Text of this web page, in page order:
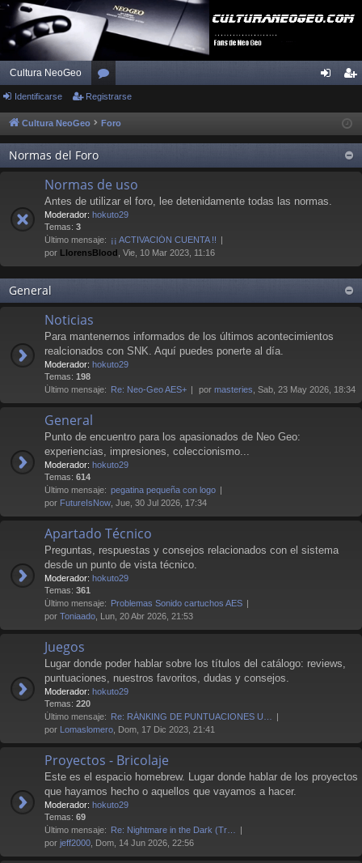
Cultura NeoGeo
or
os
fic
ar
ist
ra
rs
Identificarse Registrarse
Cultura NeoGeo Foro
Normas del Foro
Normas de uso
Antes de utilizar el foro, lee detenidamente todas las normas.
Moderador: hokuto29
Temas: 3
Último mensaje: ¡¡ ACTIVACIÓN CUENTA !!
por LlorensBlood , Vie, 10 Mar 2023, 11:16
General
Noticias
Para mantenernos informados de los últimos acontecimientos
realcionados con SNK. Aquí puedes ponerte al día.
Moderador: hokuto29
Temas: 198
Último mensaje: Re: Neo-Geo AES+ por masteries , Sab, 23 May 2026, 18:34
General
Punto de encuentro para los apasionados de Neo Geo:
experiencias, impresiones, coleccionismo...
Moderador: hokuto29
Temas: 614
Último mensaje: pegatina pequeña con logo
por FutureIsNow , Jue, 30 Jul 2026, 17:34
Apartado Técnico
Preguntas, respuestas y consejos relacionados con el sistema
desde un punto de vista técnico.
Moderador: hokuto29
Temas: 361
Último mensaje: Problemas Sonido cartuchos AES
por Toniaado , Lun, 20 Abr 2026, 21:53
Juegos
Lugar donde poder hablar sobre los títulos del catálogo: reviews,
puntuaciones, nuestros favoritos, dudas y consejos.
Moderador: hokuto29
Temas: 220
Último mensaje: Re: RÁNKING DE PUNTUACIONES U…
por Lomaslomero , Dom, 17 Dic 2023, 21:41
Proyectos - Bricolaje
Este es el espacio homebrew. Lugar donde hablar de los proyectos
que hayamos hecho o aquellos que vayamos a hacer.
Moderador: hokuto29
Temas: 69
Último mensaje: Re: Nightmare in the Dark (Tr…
por jeff2000 , Dom, 14 Jun 2026, 22:56